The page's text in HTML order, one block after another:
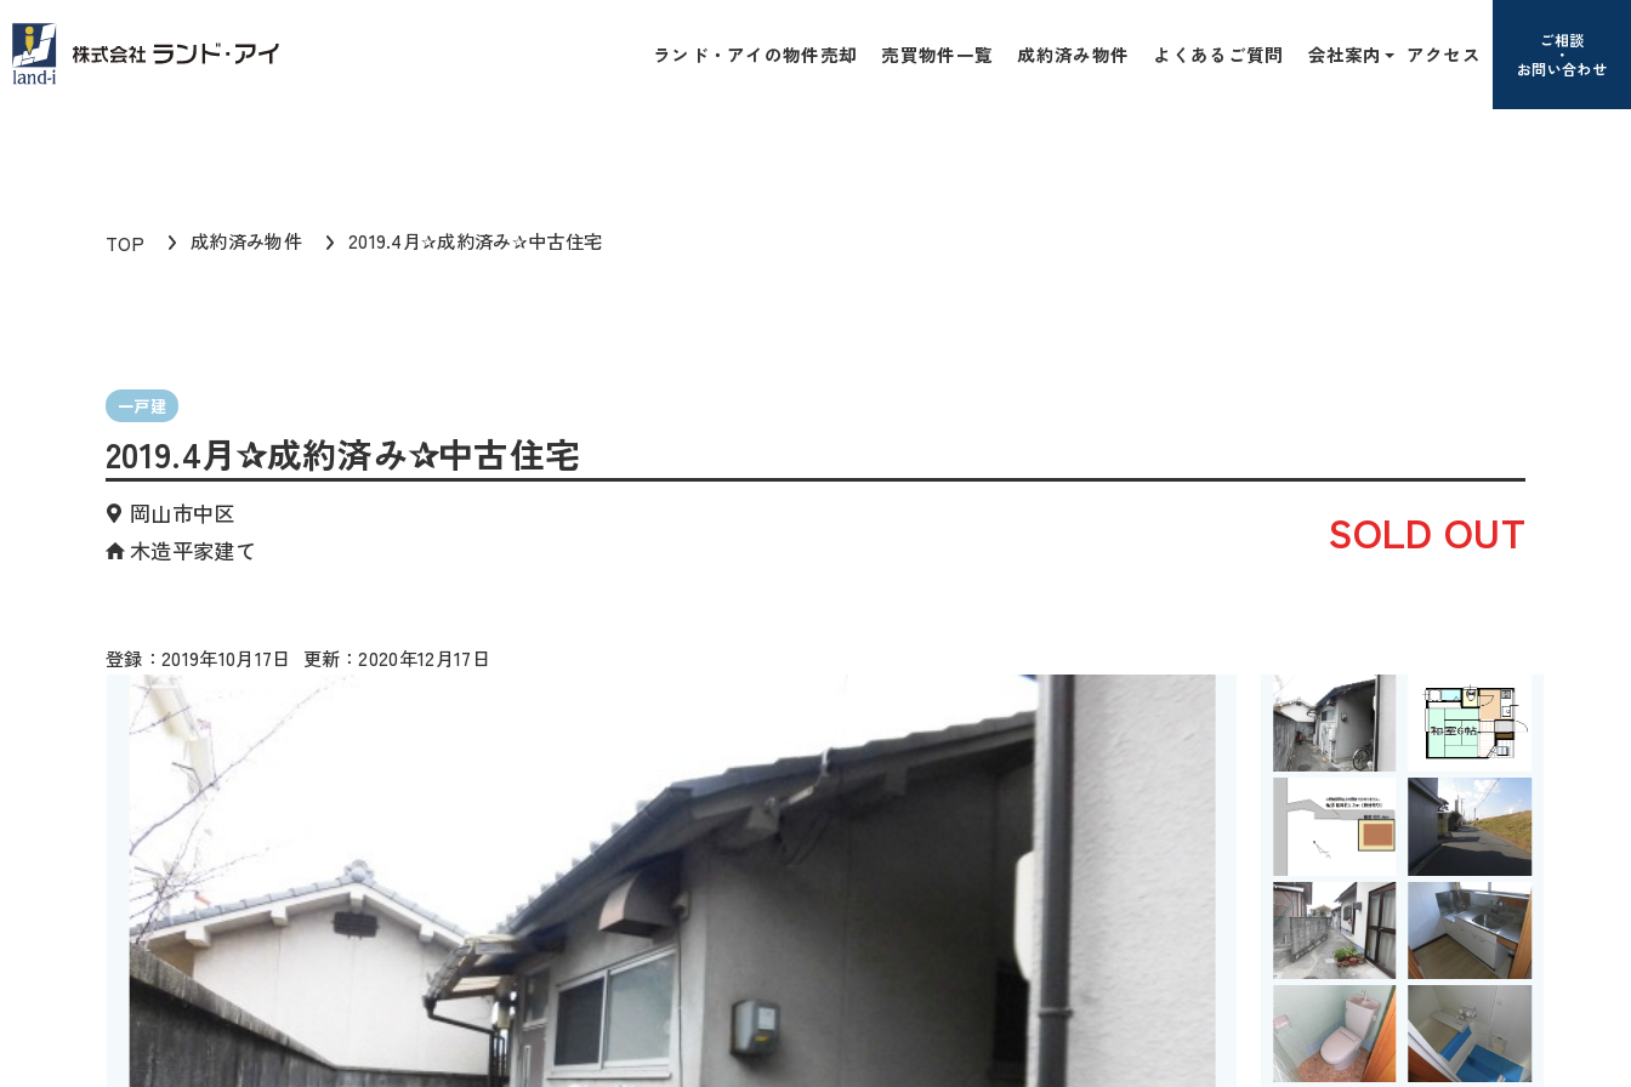
ランド・アイの物件売却 売買物件一覧 成約済み物件 よくあるご質問 会社案内 アクセス
ご相談
お問い合わせ
TOP 成約済み物件 2019.4月✰成約済み✰中古住宅
一戸建
2019.4月✰成約済み✰中古住宅
岡山市中区
木造平家建て
SOLD OUT
2019年10月17日 2020年12月17日